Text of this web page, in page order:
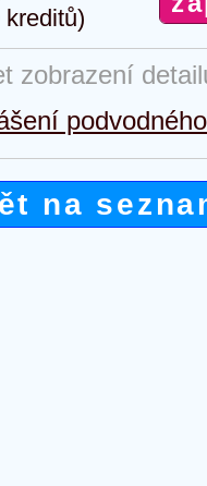
zobrazení
na